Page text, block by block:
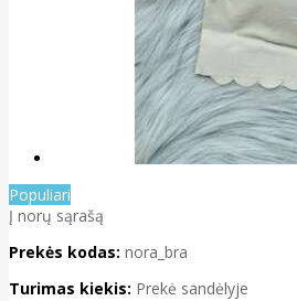
Populiari
Į norų sąrašą
Prekės kodas: nora_bra
Turimas kiekis: Prekė sandėlyje